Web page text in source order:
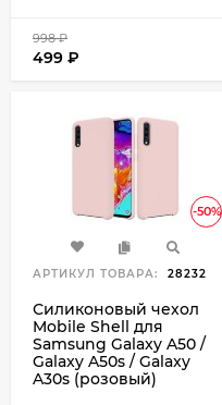
998₽
499 ₽
-50%
АРТИКУЛ ТОВАРА: 28232
Силиконовый чехол
Mobile Shell для
Samsung Galaxy A50 /
Galaxy A50s / Galaxy
A30s (розовый)